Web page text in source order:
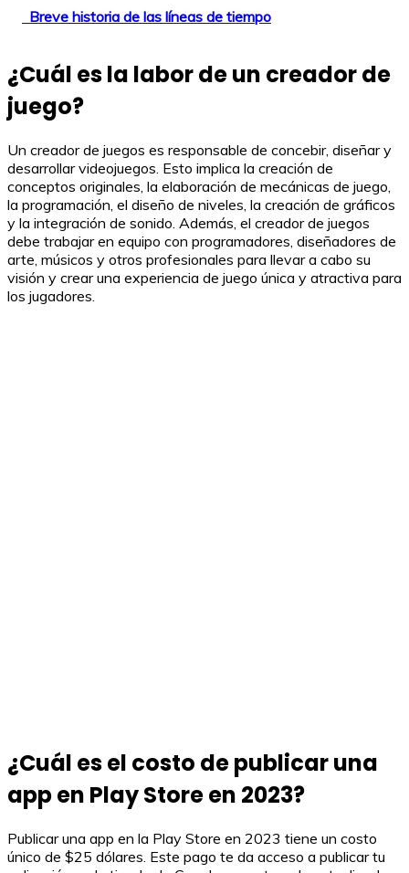
Breve historia de las líneas de tiempo
¿Cuál es la labor de un creador de
juego?
Un creador de juegos es responsable de concebir, diseñar y
desarrollar videojuegos. Esto implica la creación de
conceptos originales, la elaboración de mecánicas de juego,
la programación, el diseño de niveles, la creación de gráficos
y la integración de sonido. Además, el creador de juegos
debe trabajar en equipo con programadores, diseñadores de
arte, músicos y otros profesionales para llevar a cabo su
visión y crear una experiencia de juego única y atractiva para
los jugadores.
¿Cuál es el costo de publicar una
app en Play Store en 2023?
Publicar una app en la Play Store en 2023 tiene un costo
único de $25 dólares. Este pago te da acceso a publicar tu